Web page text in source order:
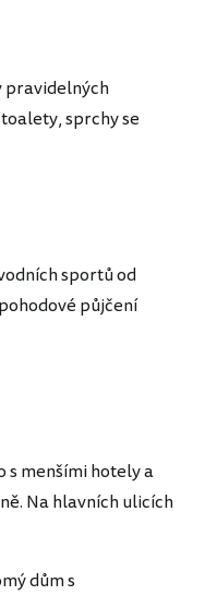
pravidelných
sprchy se
sportů od
půjčení
s menšími hotely a
Na hlavních ulicích
dům s